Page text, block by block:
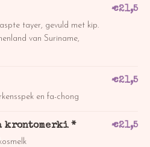
tayer, gevuld met kip.
van Suriname,
€21,5
en fa-chong
€21,5
krontomerki * €21,5